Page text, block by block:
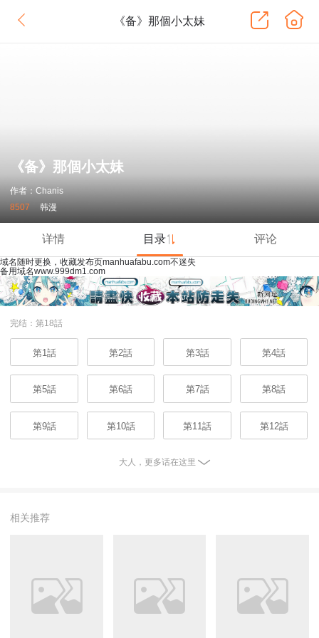
《备》那個小太妹
《备》那個小太妹
作者：Chanis
8507
韩漫
详情 目录 评论
域名随时更换，收藏发布页manhuafabu.com不迷失
备用域名www.999dm1.com
完结：第18話
第1話 第2話 第3話 第4話
第5話 第6話 第7話 第8話
第9話 第10話 第11話 第12話
大人，更多话在这里
相关推荐